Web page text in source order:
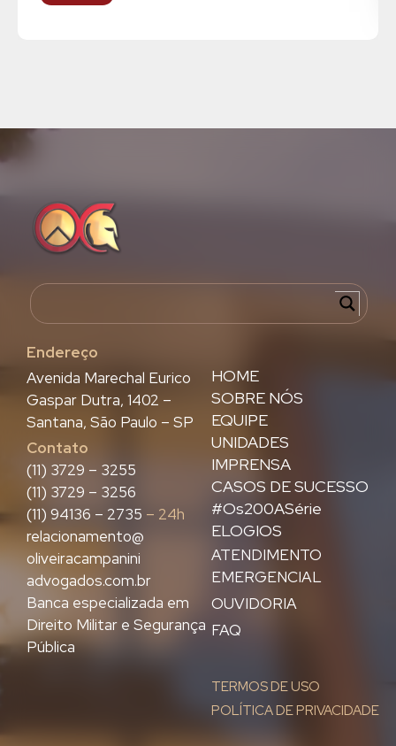
Endereço
HOME
SOBRE NÓS
EQUIPE
UNIDADES
IMPRENSA
CASOS DE SUCESSO
#Os200ASérie
ELOGIOS
ATENDIMENTO
EMERGENCIAL
OUVIDORIA
FAQ
TERMOS DE USO
POLÍTICA DE PRIVACIDADE
Avenida Marechal Eurico
Gaspar Dutra, 1402 –
Santana, São Paulo – SP
Contato
(11) 3729 – 3255
(11) 3729 – 3256
(11) 94136 – 2735 – 24h
relacionamento@
oliveiracampanini
advogados.com.br
Banca especializada em
Direito Militar e Segurança
Pública